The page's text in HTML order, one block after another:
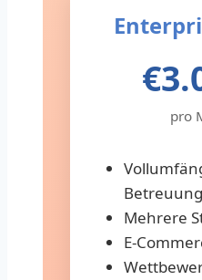
pro
Betreuung
Mehrere
E-